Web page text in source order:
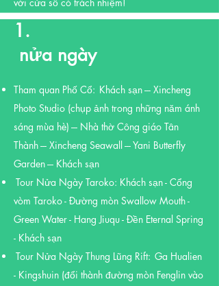
1.
​ nửa ngày
Tham quan Phố Cổ: Khách sạn --- Xincheng
Photo Studio (chụp ảnh trong những năm ánh
sáng mùa hè) --- Nhà thờ Công giáo Tân
Thành --- Xincheng Seawall --- Yani Butterfly
Garden --- Khách sạn
Tour Nửa Ngày Taroko: Khách sạn - Cổng
vòm Taroko - Đường mòn Swallow Mouth -
Green Water - Hang Jiuqu - Đền Eternal Spring
- Khách sạn
Tour Nửa Ngày Thung Lũng Rift: Ga Hualien
- Kingshuin (đổi thành đường mòn Fenglin vào